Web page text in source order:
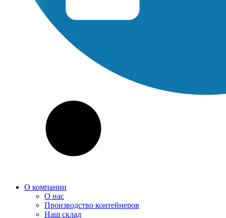
О компании
О нас
Производство контейнеров
Наш склад